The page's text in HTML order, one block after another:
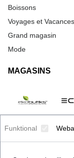
Funktional
Boissons
Voyages et Vacances
Grand magasin
Mode
MAGASINS